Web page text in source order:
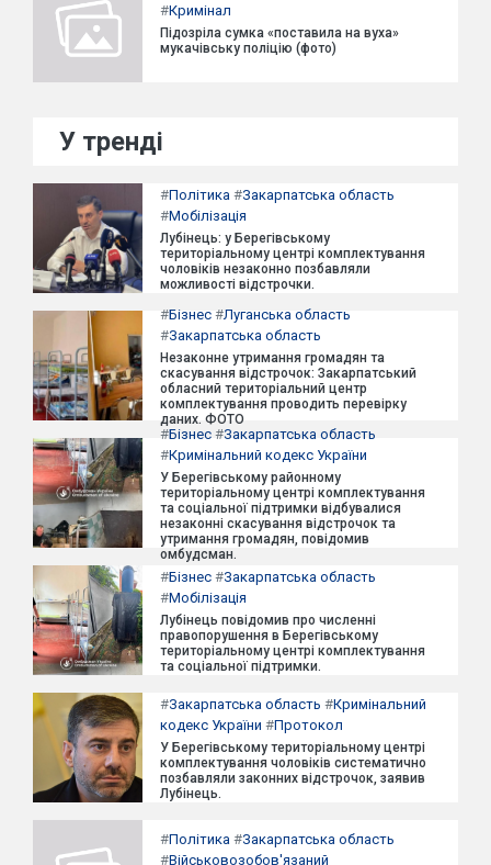
#Кримінал
Підозріла сумка «поставила на вуха»
мукачівську поліцію (фото)
У тренді
#Політика #Закарпатська область
#Мобілізація
Лубінець: у Берегівському
територіальному центрі комплектування
чоловіків незаконно позбавляли
можливості відстрочки.
#Бізнес #Луганська область
#Закарпатська область
Незаконне утримання громадян та
скасування відстрочок: Закарпатський
обласний територіальний центр
комплектування проводить перевірку
даних. ФОТО
#Бізнес #Закарпатська область
#Кримінальний кодекс України
У Берегівському районному
територіальному центрі комплектування
та соціальної підтримки відбувалися
незаконні скасування відстрочок та
утримання громадян, повідомив
омбудсман.
#Бізнес #Закарпатська область
#Мобілізація
Лубінець повідомив про численні
правопорушення в Берегівському
територіальному центрі комплектування
та соціальної підтримки.
#Закарпатська область #Кримінальний
кодекс України #Протокол
У Берегівському територіальному центрі
комплектування чоловіків систематично
позбавляли законних відстрочок, заявив
Лубінець.
#Політика #Закарпатська область
#Військовозобов'язаний